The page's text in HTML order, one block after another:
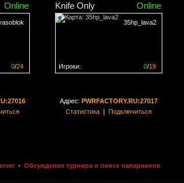
Online
0/24
Knife Only Online
35hp_lava2
0/19
Игроки:
Адрес: PWRFACTORY.RU:27017
Статистика| Подключиться
- Обсуждение турнира и поиск напарников